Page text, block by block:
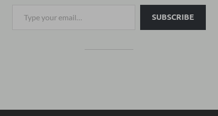
SUBSCRIBE